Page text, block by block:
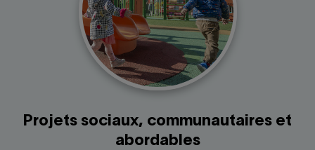
Projets sociaux, communautaires et
abordables